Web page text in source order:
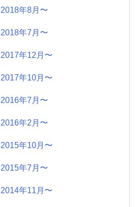
2018年8月〜
2018年7月〜
2017年12月〜
2017年10月〜
2016年7月〜
2016年2月〜
2015年10月〜
2015年7月〜
2014年11月〜